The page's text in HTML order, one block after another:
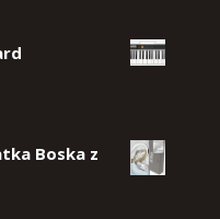
Boska z